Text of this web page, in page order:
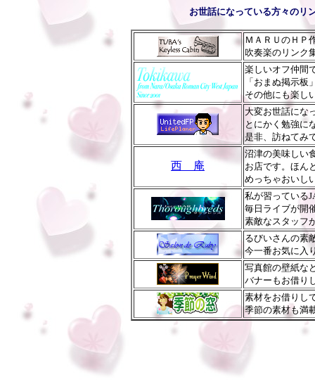
お世話になっている方々のリ
ＭＡＲＵのＨＰ
吹奏楽のリンク
楽しいオフ仲間
「おまぬ掲示
その他にも楽し
大変お世話にな
とにかく勉強に
是非、訪ねてみ
西 庵
沼津の美味しい
お店です。ほん
めっちゃおいし
私が習っている
毎日ライブが開
素敵なスタッフ
るびいさんの素
今一番お気に入
写真館の壁紙な
バナーもお借り
素材をお借りし
季節の素材も満